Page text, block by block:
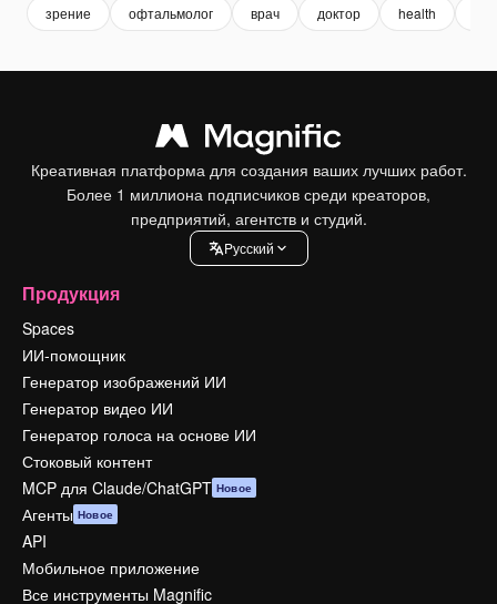
зрение офтальмолог врач доктор health
Креативная платформа для создания ваших лучших работ.
Более 1 миллиона подписчиков среди креаторов,
предприятий, агентств и студий.
Pусский
Продукция
Spaces
ИИ-помощник
Генератор изображений ИИ
Генератор видео ИИ
Генератор голоса на основе ИИ
Стоковый контент
MCP для Claude/ChatGPT Новое
Агенты Новое
API
Мобильное приложение
Все инструменты Magnific